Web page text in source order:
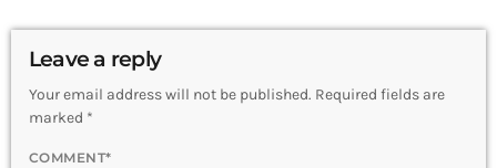
Leave a reply
Your email address will not be published. Required fields are
marked *
COMMENT*